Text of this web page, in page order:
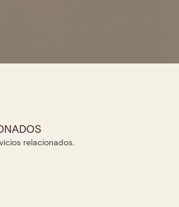
relacionados.